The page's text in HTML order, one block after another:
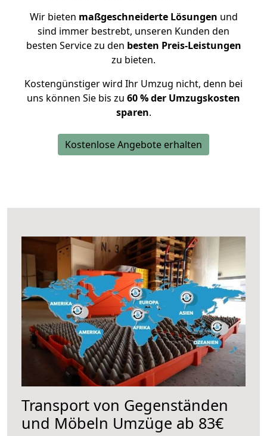
Wir bieten maßgeschneiderte Lösungen und
sind immer bestrebt, unseren Kunden den
besten Service zu den besten Preis-Leistungen
zu bieten.
Kostengünstiger wird Ihr Umzug nicht, denn bei
uns können Sie bis zu 60 % der Umzugskosten
sparen.
Kostenlose Angebote erhalten
Transport von Gegenständen
und Möbeln Umzüge ab 83€